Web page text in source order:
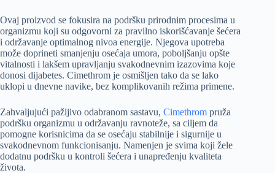
Ovaj proizvod se fokusira na podršku prirodnim procesima u
organizmu koji su odgovorni za pravilno iskorišćavanje šećera
i održavanje optimalnog nivoa energije. Njegova upotreba
može doprineti smanjenju osećaja umora, poboljšanju opšte
vitalnosti i lakšem upravljanju svakodnevnim izazovima koje
donosi dijabetes. Cimethrom je osmišljen tako da se lako
uklopi u dnevne navike, bez komplikovanih režima primene.
Zahvaljujući pažljivo odabranom sastavu, Cimethrom pruža
podršku organizmu u održavanju ravnoteže, sa ciljem da
pomogne korisnicima da se osećaju stabilnije i sigurnije u
svakodnevnom funkcionisanju. Namenjen je svima koji žele
dodatnu podršku u kontroli šećera i unapređenju kvaliteta
života.